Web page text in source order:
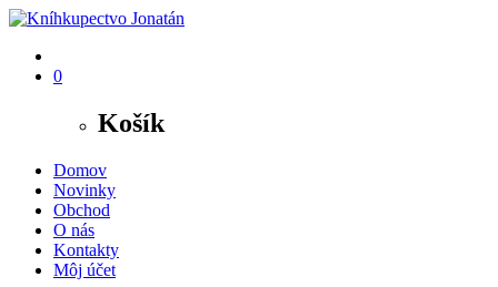
0
Košík
Domov
Novinky
Obchod
O nás
Kontakty
Môj účet